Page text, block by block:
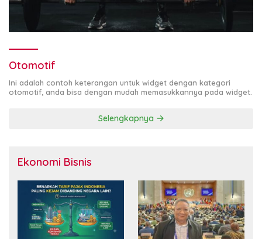
Otomotif
Ini adalah contoh keterangan untuk widget dengan kategori
otomotif, anda bisa dengan mudah memasukkannya pada widget.
Selengkapnya
Ekonomi Bisnis